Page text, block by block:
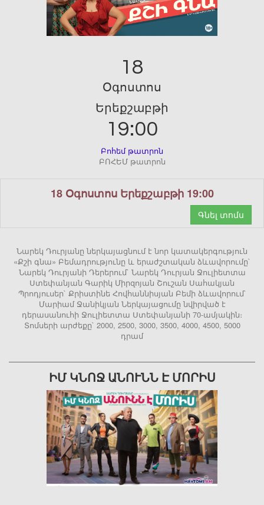
18
Օգոստոս
Երեքշաբթի
19:00
Բոհեմ թատրոն
ԲՈՀԵՄ թատրոն
18 Օգոստոս Երեքշաբթի 19:00
Գնել տոմս
Նարեկ Դուրյանը ներկայացնում է նոր կատակերգություն
«Քշի գնա» Բեմադրությունը և երաժշտական ձևավորումը`
Նարեկ Դուրյանի Դերերում` Նարեկ Դուրյան Ջուլիետտա
Ստեփանյան Գարիկ Միրզոյան Շուշան Սահակյան
Պրոդյուսեր` Քրիստինե Հովհաննիսյան Բեմի ձևավորում`
Մարիամ Ջանիկյան Ներկայացումը նվիրված է
դերասանուհի Ջուլիետտա Ստեփանյանի 70-ամյակին։
Տոմսերի արժեքը` 2000, 2500, 3000, 3500, 4000, 4500, 5000
դրամ
ԻՄ ԿՆՈՋ ԱՆՈՒՆՆ Է ՄՈՐԻՍ